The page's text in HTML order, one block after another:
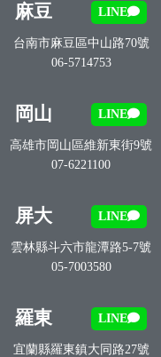
麻豆 LINE
台南市麻豆區中山路70號
06-5714753
岡山 LINE
高雄市岡山區維新東街9號
07-6221100
屏大 LINE
雲林縣斗六市龍潭路5-7號
05-7003580
羅東 LINE
宜蘭縣羅東鎮大同路27號